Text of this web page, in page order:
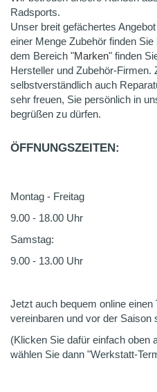
Radsports.
Unser breit gefächertes
einer Menge Zubehör finden
dem Bereich "Marken" finden
Hersteller und Zubehör-
selbstverständlich auch
sehr freuen, Sie persönlich in
begrüßen zu dürfen.
ÖFFNUNGSZEITEN:
Montag - Freitag
9.00 - 18.00 Uhr
Samstag:
9.00 - 13.00 Uhr
Jetzt auch bequem online einen
vereinbaren und vor der Saison
(Klicken Sie dafür einfach oben
wählen Sie dann "Werkstatt-